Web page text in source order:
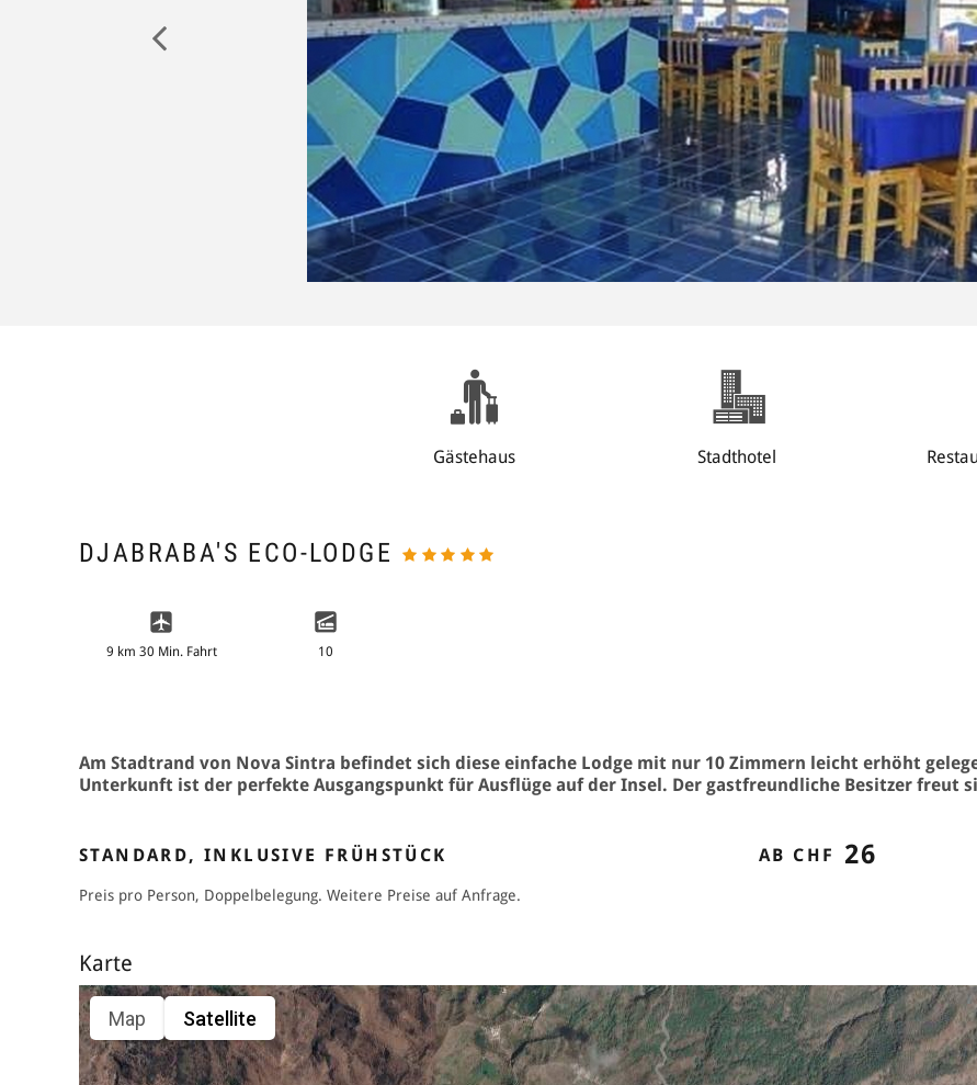
Gästehaus Stadthotel
DJABRABA'S ECO-LODGE
9 km 30 Min. Fahrt 10
Am Stadtrand von Nova Sintra befindet sich diese einfache Lodge mit nur 10 Zimmern leicht erhöht
Unterkunft ist der perfekte Ausgangspunkt für Ausflüge auf der Insel. Der gastfreundliche Besitzer freut
STANDARD, INKLUSIVE FRÜHSTÜCK AB CHF 26
Preis pro Person, Doppelbelegung. Weitere Preise auf Anfrage.
Karte
Map Satellite